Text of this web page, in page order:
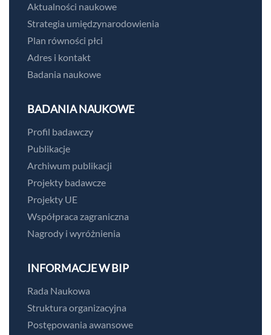
Aktualności naukowe
Strategia umiędzynarodowienia
Plan równości płci
Adres i kontakt
Badania naukowe
BADANIA NAUKOWE
Profil badawczy
Publikacje
Archiwum publikacji
Projekty badawcze
Projekty UE
Współpraca zagraniczna
Nagrody i wyróżnienia
INFORMACJE W BIP
Rada Naukowa
Struktura organizacyjna
Postępowania awansowe